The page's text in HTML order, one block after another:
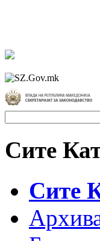
Сите
Сите